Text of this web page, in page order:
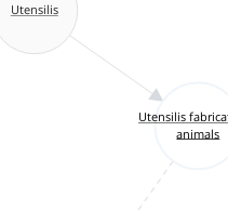
Utensilis
animals
Utensilis